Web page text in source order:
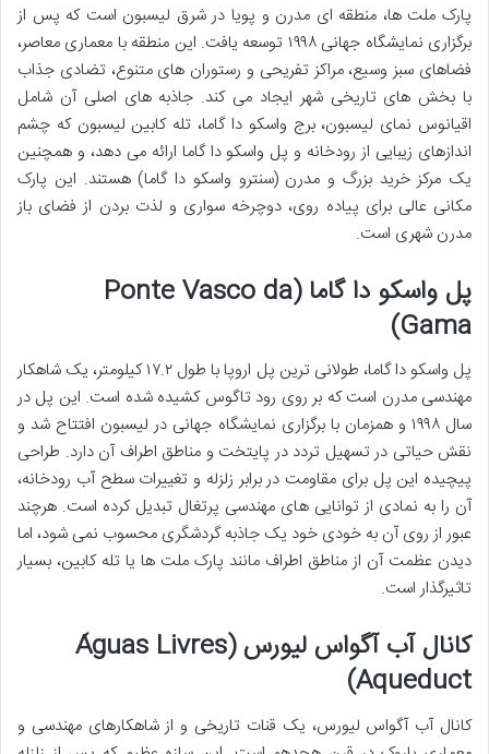
پارک ملت ها، منطقه ای مدرن و پویا در شرق لیسبون است که پس از
برگزاری نمایشگاه جهانی ۱۹۹۸ توسعه یافت. این منطقه با معماری معاصر،
فضاهای سبز وسیع، مراکز تفریحی و رستوران های متنوع، تضادی جذاب
با بخش های تاریخی شهر ایجاد می کند. جاذبه های اصلی آن شامل
اقیانوس نمای لیسبون، برج واسکو دا گاما، تله کابین لیسبون که چشم
اندازهای زیبایی از رودخانه و پل واسکو دا گاما ارائه می دهد، و همچنین
یک مرکز خرید بزرگ و مدرن (سنترو واسکو دا گاما) هستند. این پارک
مکانی عالی برای پیاده روی، دوچرخه سواری و لذت بردن از فضای باز
مدرن شهری است.
پل واسکو دا گاما (Ponte Vasco da
Gama)
پل واسکو دا گاما، طولانی ترین پل اروپا با طول ۱۷.۲ کیلومتر، یک شاهکار
مهندسی مدرن است که بر روی رود تاگوس کشیده شده است. این پل در
سال ۱۹۹۸ و همزمان با برگزاری نمایشگاه جهانی در لیسبون افتتاح شد و
نقش حیاتی در تسهیل تردد در پایتخت و مناطق اطراف آن دارد. طراحی
پیچیده این پل برای مقاومت در برابر زلزله و تغییرات سطح آب رودخانه،
آن را به نمادی از توانایی های مهندسی پرتغال تبدیل کرده است. هرچند
عبور از روی آن به خودی خود یک جاذبه گردشگری محسوب نمی شود، اما
دیدن عظمت آن از مناطق اطراف مانند پارک ملت ها یا تله کابین، بسیار
تاثیرگذار است.
کانال آب آگواس لیورس (Águas Livres
Aqueduct)
کانال آب آگواس لیورس، یک قنات تاریخی و از شاهکارهای مهندسی و